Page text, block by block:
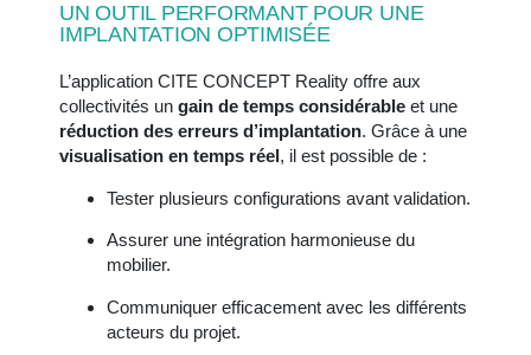
UN OUTIL PERFORMANT POUR UNE
IMPLANTATION OPTIMISÉE
L’application CITE CONCEPT Reality offre aux
collectivités un gain de temps considérable et une
réduction des erreurs d’implantation. Grâce à une
visualisation en temps réel, il est possible de :
Tester plusieurs configurations avant validation.
Assurer une intégration harmonieuse du
mobilier.
Communiquer efficacement avec les différents
acteurs du projet.